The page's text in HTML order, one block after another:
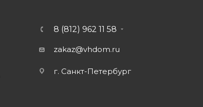
8 (812) 962 11 58
zakaz@vhdom.ru
г. Санкт-Петербург